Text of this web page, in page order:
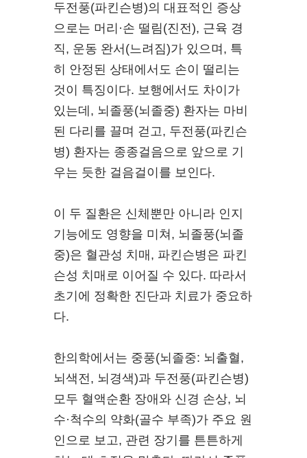
두전풍(파킨슨병)의 대표적인 증상
으로는 머리·손 떨림(진전), 근육 경
직, 운동 완서(느려짐)가 있으며, 특
히 안정된 상태에서도 손이 떨리는
것이 특징이다. 보행에서도 차이가
있는데, 뇌졸풍(뇌졸중) 환자는 마비
된 다리를 끌며 걷고, 두전풍(파킨슨
병) 환자는 종종걸음으로 앞으로 기
우는 듯한 걸음걸이를 보인다.
이 두 질환은 신체뿐만 아니라 인지
기능에도 영향을 미쳐, 뇌졸풍(뇌졸
중)은 혈관성 치매, 파킨슨병은 파킨
슨성 치매로 이어질 수 있다. 따라서
초기에 정확한 진단과 치료가 중요하
다.
한의학에서는 중풍(뇌졸중: 뇌출혈,
뇌색전, 뇌경색)과 두전풍(파킨슨병)
모두 혈액순환 장애와 신경 손상, 뇌
수·척수의 약화(골수 부족)가 주요 원
인으로 보고, 관련 장기를 튼튼하게